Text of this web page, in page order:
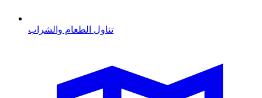
تناول الطعام والشراب